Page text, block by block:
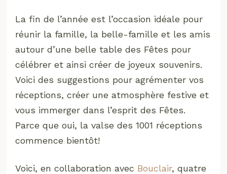
La fin de l’année est l’occasion idéale pour
réunir la famille, la belle-famille et les amis
autour d’une belle table des Fêtes pour
célébrer et ainsi créer de joyeux souvenirs.
Voici des suggestions pour agrémenter vos
réceptions, créer une atmosphère festive et
vous immerger dans l’esprit des Fêtes.
Parce que oui, la valse des 1001 réceptions
commence bientôt!
Voici, en collaboration avec Bouclair, quatre